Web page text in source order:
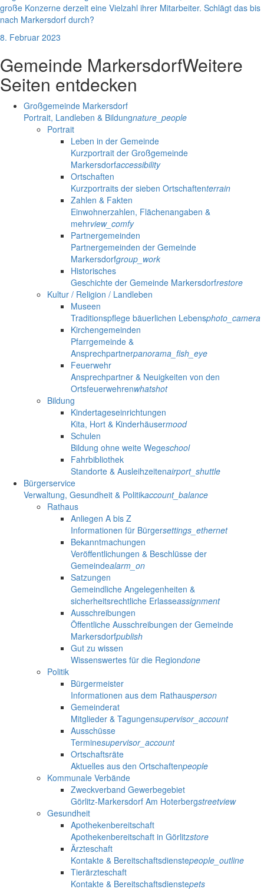
große Konzerne derzeit eine Vielzahl ihrer Mitarbeiter. Schlägt das bis
nach Markersdorf durch?
8. Februar 2023
Gemeinde MarkersdorfWeitere
Seiten entdecken
Großgemeinde Markersdorf
Portrait, Landleben & Bildungnature_people
Portrait
Leben in der Gemeinde
Kurzportrait der Großgemeinde
Markersdorfaccessibility
Ortschaften
Kurzportraits der sieben Ortschaftenterrain
Zahlen & Fakten
Einwohnerzahlen, Flächenangaben &
mehrview_comfy
Partnergemeinden
Partnergemeinden der Gemeinde
Markersdorfgroup_work
Historisches
Geschichte der Gemeinde Markersdorfrestore
Kultur / Religion / Landleben
Museen
Traditionspflege bäuerlichen Lebensphoto_camera
Kirchengemeinden
Pfarrgemeinde &
Ansprechpartnerpanorama_fish_eye
Feuerwehr
Ansprechpartner & Neuigkeiten von den
Ortsfeuerwehrenwhatshot
Bildung
Kindertageseinrichtungen
Kita, Hort & Kinderhäusermood
Schulen
Bildung ohne weite Wegeschool
Fahrbibliothek
Standorte & Ausleihzeitenairport_shuttle
Bürgerservice
Verwaltung, Gesundheit & Politikaccount_balance
Rathaus
Anliegen A bis Z
Informationen für Bürgersettings_ethernet
Bekanntmachungen
Veröffentlichungen & Beschlüsse der
Gemeindealarm_on
Satzungen
Gemeindliche Angelegenheiten &
sicherheitsrechtliche Erlasseassignment
Ausschreibungen
Öffentliche Ausschreibungen der Gemeinde
Markersdorfpublish
Gut zu wissen
Wissenswertes für die Regiondone
Politik
Bürgermeister
Informationen aus dem Rathausperson
Gemeinderat
Mitglieder & Tagungensupervisor_account
Ausschüsse
Terminesupervisor_account
Ortschaftsräte
Aktuelles aus den Ortschaftenpeople
Kommunale Verbände
Zweckverband Gewerbegebiet
Görlitz-Markersdorf Am Hoterbergstreetview
Gesundheit
Apothekenbereitschaft
Apothekenbereitschaft in Görlitzstore
Ärzteschaft
Kontakte & Bereitschaftsdienstepeople_outline
Tierärzteschaft
Kontakte & Bereitschaftsdienstepets